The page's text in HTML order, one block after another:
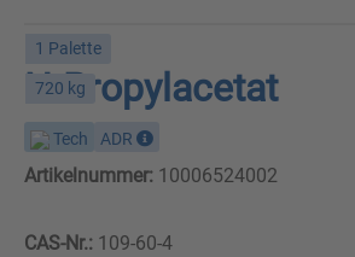
1 Palette
720 kg
N-Propylacetat
Tech ADR
Artikelnummer: 10006524002
CAS-Nr.: 109-60-4